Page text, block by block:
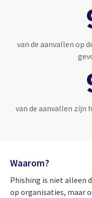
van de aanvallen op
van de aanvallen zijn
Waarom?
Phishing is niet alleen
op organisaties, maar